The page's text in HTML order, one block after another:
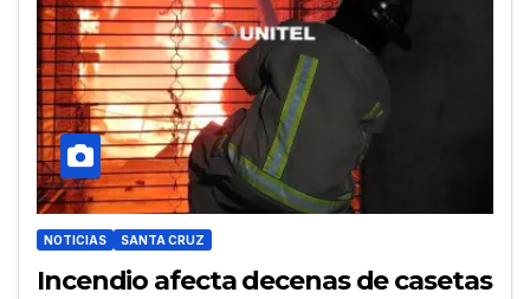
NOTICIAS SANTA CRUZ
Incendio afecta decenas de casetas